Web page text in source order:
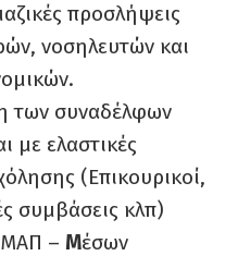
προσλήψεις
νοσηλευτών και
των συναδέλφων
με ελαστικές
(Επικουρικοί,
συμβάσεις κλπ)
ΜΑΠ – Μέσων